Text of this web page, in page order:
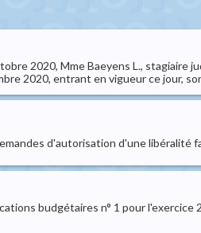
2020, Mme Baeyens L., stagiaire
2020, entrant en vigueur ce jour,
d'autorisation d'une libéralité
budgétaires n° 1 pour l'exercice